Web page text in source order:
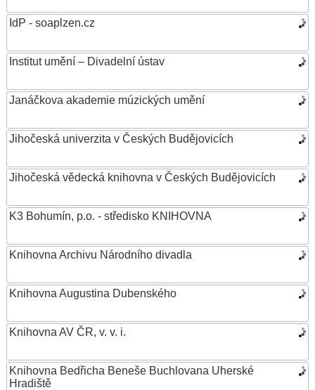
IdP - soaplzen.cz
Institut umění – Divadelní ústav
Janáčkova akademie múzických umění
Jihočeská univerzita v Českých Budějovicích
Jihočeská vědecká knihovna v Českých Budějovicích
K3 Bohumín, p.o. - středisko KNIHOVNA
Knihovna Archivu Národního divadla
Knihovna Augustina Dubenského
Knihovna AV ČR, v. v. i.
Knihovna Bedřicha Beneše Buchlovana Uherské
Hradiště